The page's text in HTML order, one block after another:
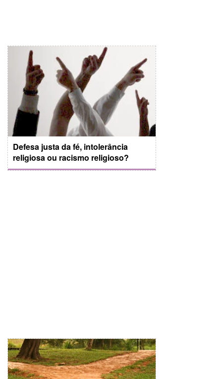
Defesa justa da fé, intolerância
religiosa ou racismo religioso?